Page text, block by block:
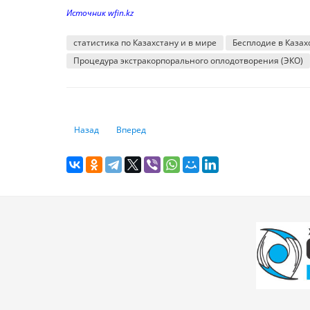
Источник wfin.kz
статистика по Казахстану и в мире
Бесплодие в
Процедура экстракорпорального оплодотворения (ЭКО)
Предыдущий: Калорийность и недоедание: как обстоят
Назад Следующий: Самые высокооплачиваемые
Вперед